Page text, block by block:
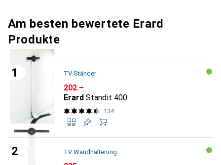
Am besten bewertete Erard
Produkte
TV Ständer
CHF
202.–
Erard Standit 400
134
TV Wandhalterung